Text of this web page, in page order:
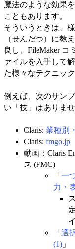
魔法のような効果
こともあります。
そういうときは、
（せんだつ）に教
良し、FileMaker コ
ァイルを入手して
た様々なテクニッ
例えば、次のサン
い「技」はありま
Claris: 業種別
Claris: fmgo.jp
動画：Claris
ス (FMC)
「 一
力・
「 選
(1) 」